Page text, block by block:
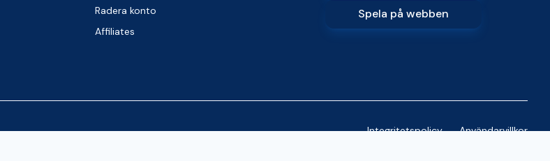
Radera konto
Affiliates
Spela på webben
Integritetspolicy Användarvillkor